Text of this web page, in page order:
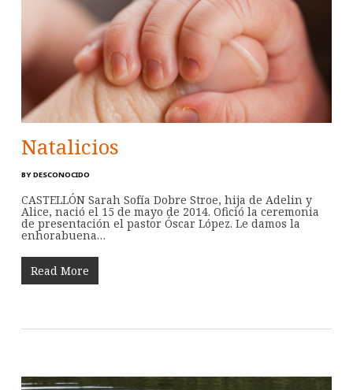
Natalicios
BY DESCONOCIDO
CASTELLÓN Sarah Sofía Dobre Stroe, hija de Adelin y
Alice, nació el 15 de mayo de 2014. Ofició la ceremonia
de presentación el pastor Óscar López. Le damos la
enhorabuena…
Read More